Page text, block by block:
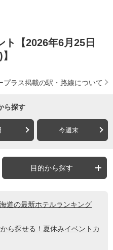
ト【2026年6月25日
プラス掲載の駅・路線について
ら探す
今週末
目的から探す
道の最新ホテルランキング
から探せる！夏休みイベントカ